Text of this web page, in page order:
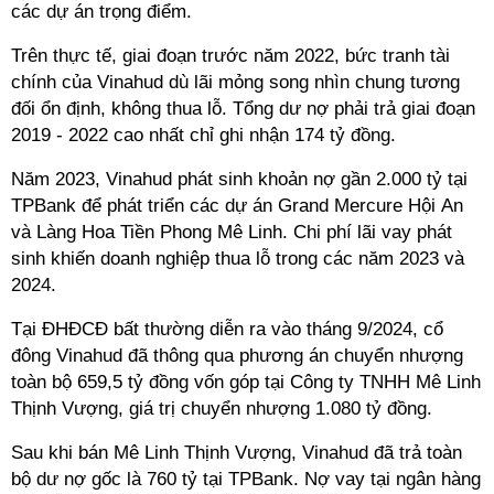
các dự án trọng điểm.
Trên thực tế, giai đoạn trước năm 2022, bức tranh tài
chính của Vinahud dù lãi mỏng song nhìn chung tương
đối ổn định, không thua lỗ. Tổng dư nợ phải trả giai đoạn
2019 - 2022 cao nhất chỉ ghi nhận 174 tỷ đồng.
Năm 2023, Vinahud phát sinh khoản nợ gần 2.000 tỷ tại
TPBank để phát triển các dự án Grand Mercure Hội An
và Làng Hoa Tiền Phong Mê Linh. Chi phí lãi vay phát
sinh khiến doanh nghiệp thua lỗ trong các năm 2023 và
2024.
Tại ĐHĐCĐ bất thường diễn ra vào tháng 9/2024, cổ
đông Vinahud đã thông qua phương án chuyển nhượng
toàn bộ 659,5 tỷ đồng vốn góp tại Công ty TNHH Mê Linh
Thịnh Vượng, giá trị chuyển nhượng 1.080 tỷ đồng.
Sau khi bán Mê Linh Thịnh Vượng, Vinahud đã trả toàn
bộ dư nợ gốc là 760 tỷ tại TPBank. Nợ vay tại ngân hàng